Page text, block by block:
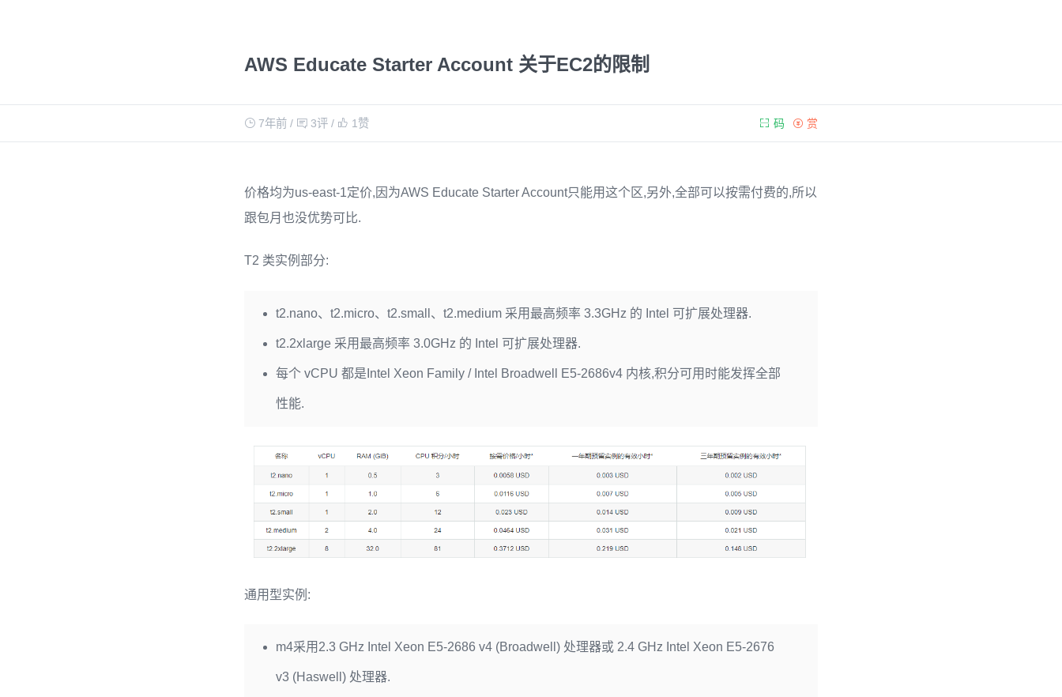
AWS Educate Starter Account 关于EC2的限制
7年前/ 3评/ 1 赞 赏
码
价格均为us-east-1定价,因为AWS Educate Starter Account只能用这个区,另外,全部可以按需付费的,所以
跟包月也没优势可比.
T2 类实例部分:
t2.nano、t2.micro、t2.small、t2.medium 采用最高频率 3.3GHz 的 Intel 可扩展处理器.
t2.2xlarge 采用最高频率 3.0GHz 的 Intel 可扩展处理器.
每个 vCPU 都是Intel Xeon Family / Intel Broadwell E5-2686v4 内核,积分可用时能发挥全部
性能.
通用型实例:
m4采用2.3 GHz Intel Xeon E5-2686 v4 (Broadwell) 处理器或 2.4 GHz Intel Xeon E5-2676
v3 (Haswell) 处理器.